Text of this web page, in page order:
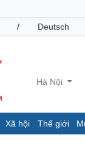
/ Deutsch
Hà Nội
Xã hội Thế giới